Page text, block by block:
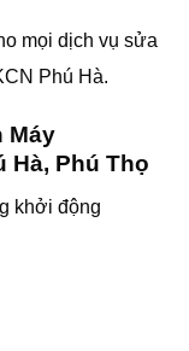
mọi dịch vụ sửa
Phú Hà.
Máy
Hà, Phú Thọ
khởi động